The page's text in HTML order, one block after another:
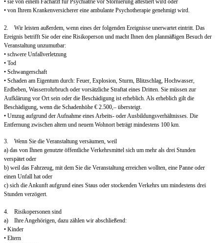
• sie von einem Facharzt für Psychiatrie vor Stornierung attestiert wird oder
• von Ihrem Krankenversicherer eine ambulante Psychotherapie genehmigt wird.
2. Wir leisten außerdem, wenn eines der folgenden Ereignisse unerwartet eintritt. Das
Ereignis betrifft Sie oder eine Risikoperson und macht Ihnen den planmäßigen Besuch der
Veranstaltung unzumutbar:
• schwere Unfallverletzung
• Tod
• Schwangerschaft
• Schaden am Eigentum durch: Feuer, Explosion, Sturm, Blitzschlag, Hochwasser,
Erdbeben, Wasserrohrbruch oder vorsätzliche Straftat eines Dritten. Sie müssen zur
Aufklärung vor Ort sein oder die Beschädigung ist erheblich. Als erheblich gilt die
Beschädigung, wenn die Schadenhöhe € 2.500,– übersteigt.
• Umzug aufgrund der Aufnahme eines Arbeits- oder Ausbildungsverhältnisses. Die
Entfernung zwischen altem und neuem Wohnort beträgt mindestens 100 km.
3. Wenn Sie die Veranstaltung versäumen, weil
a) das von Ihnen genutzte öffentliche Verkehrsmittel sich um mehr als drei Stunden
verspätet oder
b) weil das Fahrzeug, mit dem Sie die Veranstaltung erreichen wollten, eine Panne oder
einen Unfall hat oder
c) sich die Ankunft aufgrund eines Staus oder stockenden Verkehrs um mindestens drei
Stunden verzögert.
4. Risikopersonen sind
a) Ihre Angehörigen, dazu zählen wir abschließend:
• Kinder
• Eltern